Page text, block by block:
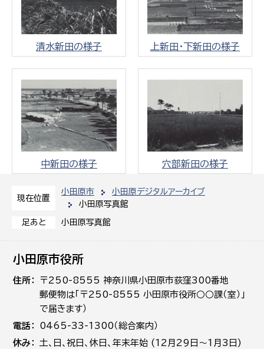
現在位置
小田原市
小田原デジタルアーカイブ
小田原写真館
足あと 小田原写真館
清水新田の様子 上新田・下新田の様子
中新田の様子 穴部新田の様子
小田原市役所
住所
〒250-8555 神奈川県小田原市荻窪300番地
郵便物は「〒250-8555 小田原市役所○○課（室）」
で届きます）
電話
0465-33-1300（総合案内）
休み
土､日､祝日、休日、年末年始 (12月29日～1月3日)